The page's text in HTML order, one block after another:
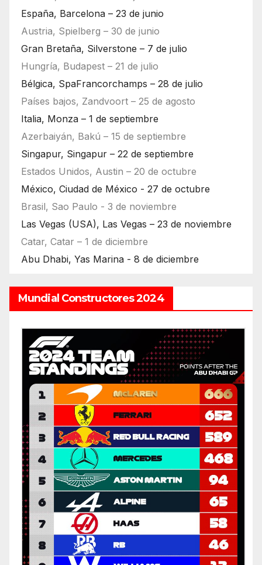
España, Barcelona – 23 de junio
Austria, Spielberg – 30 de junio
Gran Bretaña, Silverstone – 7 de julio
Hungría, Budapest – 21 de julio
Bélgica, SpaFrancorchamps – 28 de julio
Países bajos, Zandvoort – 25 de agosto
Italia, Monza – 1 de septiembre
Azerbaiyán, Bakú – 15 de septiembre
Singapur, Singapur – 22 de septiembre
Estados Unidos, Austin – 20 de octubre
México, Ciudad de México - 27 de octubre
Brasil, Sao Paulo - 3 de noviembre
Las Vegas (USA), Las Vegas – 23 de noviembre
Catar, Catar – 1 de diciembre
Abu Dhabi, Yas Marina - 8 de diciembre
Mundial Constructores 2024